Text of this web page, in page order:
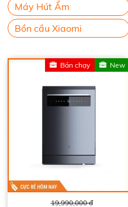
Máy Hút Ẩm
Bồn cầu Xiaomi
19,990,000 đ
New
Bán chạy